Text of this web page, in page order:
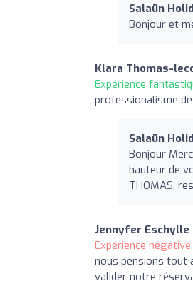
Salaün
Bonjour et
Klara Thomas-
Expérience
professionalisme
Salaün
Bonjour
hauteur de
THOMAS,
Jennyfer Eschylle
Expérience négative:
nous pensions tout
valider notre